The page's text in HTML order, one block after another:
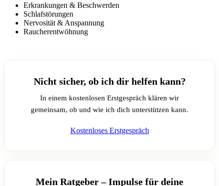
Erkrankungen & Beschwerden
Schlafstörungen
Nervosität & Anspannung
Raucherentwöhnung
Nicht sicher, ob ich dir helfen kann?
In einem kostenlosen Erstgespräch klären wir
gemeinsam, ob und wie ich dich unterstützen kann.
Kostenloses Erstgespräch
Mein Ratgeber – Impulse für deine